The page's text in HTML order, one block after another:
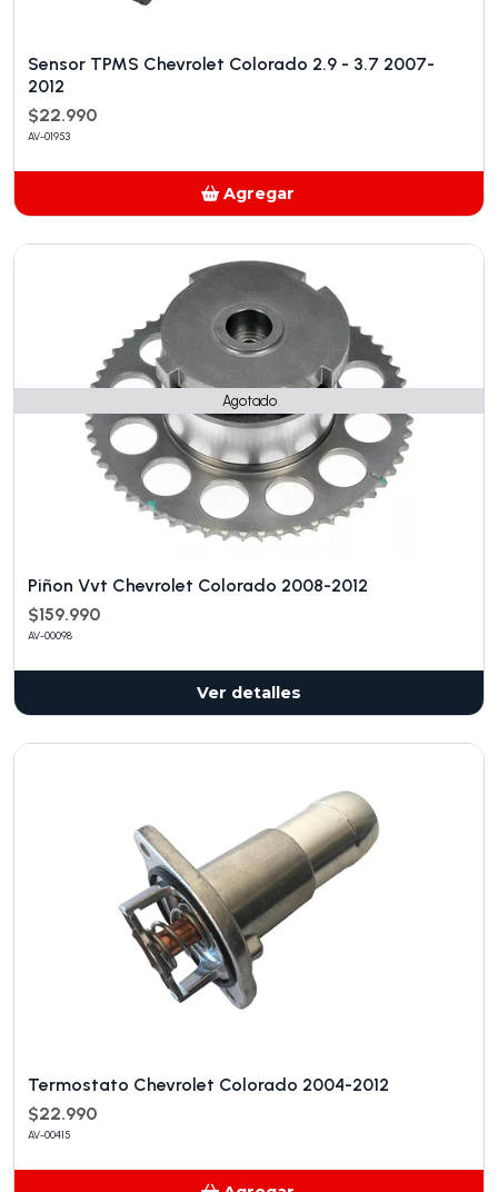
Sensor TPMS Chevrolet Colorado 2.9 - 3.7 2007-
2012
$22.990
AV-01953
Agregar
Agotado
Piñon Vvt Chevrolet Colorado 2008-2012
$159.990
AV-00098
Ver detalles
Termostato Chevrolet Colorado 2004-2012
$22.990
AV-00415